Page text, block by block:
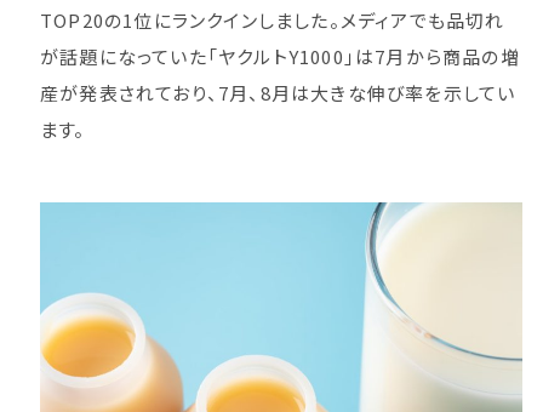
TOP20の1位にランクインしました。メディアでも品切れ
が話題になっていた「ヤクルトY1000」は7月から商品の増
産が発表されており、7月、8月は大きな伸び率を示してい
ます。